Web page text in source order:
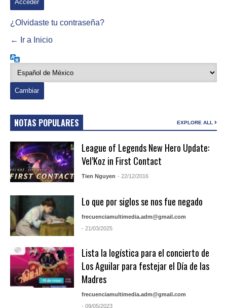
¿Olvidaste tu contraseña?
← Ir a Inicio
NOTAS POPULARES EXPLORE ALL
League of Legends New Hero Update:
Vel’Koz in First Contact
Tien Nguyen - 22/12/2016
Lo que por siglos se nos fue negado
frecuenciamultimedia.adm@gmail.com
- 21/03/2025
Lista la logística para el concierto de
Los Aguilar para festejar el Día de las
Madres
frecuenciamultimedia.adm@gmail.com
- 09/05/2023